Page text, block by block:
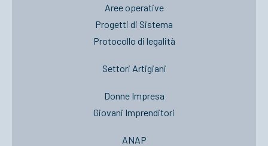
Aree operative
Progetti di Sistema
Protocollo di legalità
Settori Artigiani
Donne Impresa
Giovani Imprenditori
ANAP